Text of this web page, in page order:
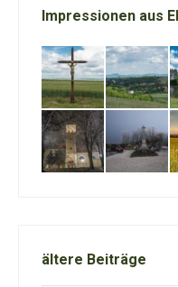
Impressionen aus
ältere Beiträge